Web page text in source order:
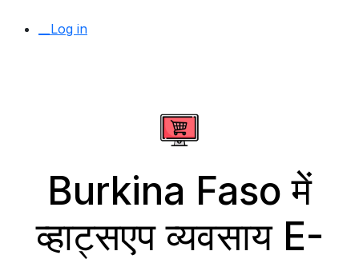
__Log in
Burkina Faso में
व्हाट्सएप व्यवसाय E-